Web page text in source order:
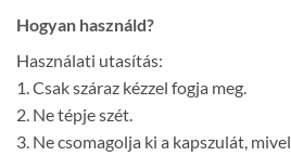
Hogyan használd?
Használati utasítás:
1. Csak száraz kézzel fogja meg.
2. Ne tépje szét.
3. Ne csomagolja ki a kapszulát,